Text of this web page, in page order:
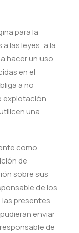
para la
las leyes, a la
hacer un uso
en el
a no
explotación
una
como
de
sobre sus
de los
presentes
enviar
de